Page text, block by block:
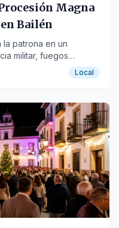
Magna
Bailén
patrona en un
militar, fuegos
Local